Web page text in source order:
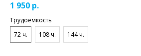
1 950 р.
Трудоемкость
72 ч.
108 ч. 144 ч.